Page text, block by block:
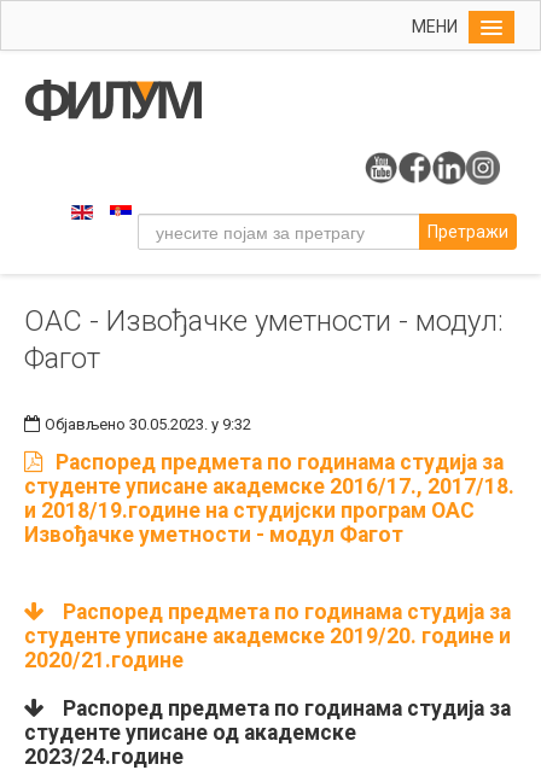
МЕНИ
Упис
Уметност
Издаваштво
Библиотека
Међународна
Претражи
ОАС - Извођачке уметности - модул:
Фагот
Објављено 30.05.2023. у 9:32
Распоред предмета по годинама студија за
студенте уписане академске 2016/17., 2017/18.
и 2018/19.године на студијски програм ОАС
Извођачке уметности - модул Фагот
Распоред предмета по годинама студија за
студенте уписане академске 2019/20. године и
2020/21.године
1. година студија 2. година студија
3. година студија
Распоред предмета по годинама студија за
студенте уписане од академске
2023/24.године